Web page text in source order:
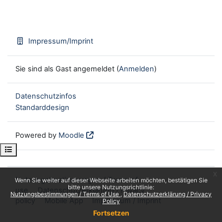
Wenn Sie weiter auf dieser Webseite arbeiten möchten, bestätigen Sie
bitte unsere Nutzungsrichtlinie:
Nutzungsbestimmungen / Terms of Use
Datenschutzerklärung / Privacy
Policy
Fortsetzen
Kursindex öffnen
Impressum/Imprint
Sie sind als Gast angemeldet (Anmelden)
Datenschutzinfos
Standarddesign
Powered by Moodle
Nutzungsbestimmungen / Terms of
use
Datenschutzerklärung / Privacy
policy
Mobile App Impressum / Imprint